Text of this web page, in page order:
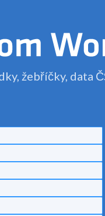
žebříčky, data